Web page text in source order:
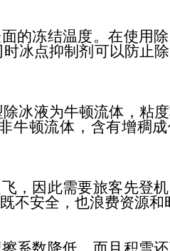
的冻结温度。在使用除
冰点抑制剂可以防止
冰液为牛顿流体，粘
牛顿流体，含有增稠
因此需要旅客先登机
不安全，也浪费资源和